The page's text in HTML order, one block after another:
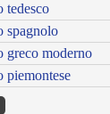
tedesco
spagnolo
greco moderno
piemontese